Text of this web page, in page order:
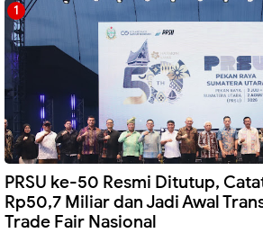
PRSU ke-50 Resmi Ditutup,
Rp50,7 Miliar dan Jadi Awal
Trade Fair Nasional